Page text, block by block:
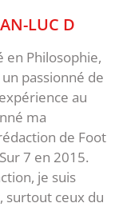
LUC D
en Philosophie,
passionné de
au
ma
de Foot
7 en 2015.
je suis
surtout ceux du